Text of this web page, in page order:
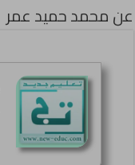
عن محمد حميد عمر